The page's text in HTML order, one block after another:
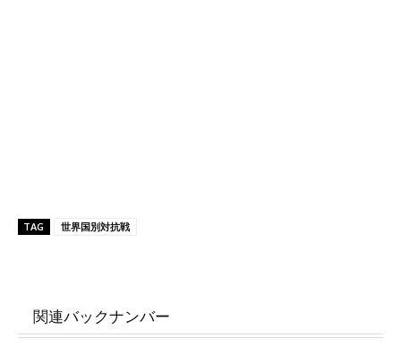
TAG 世界国別対抗戦
関連バックナンバー